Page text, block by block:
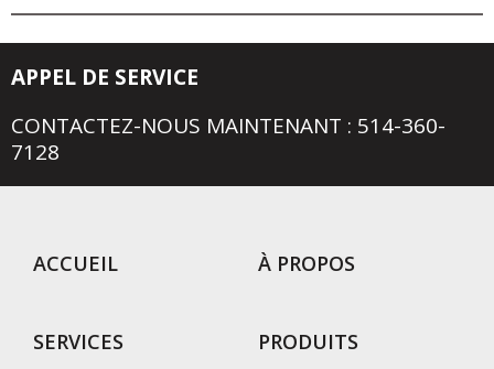
APPEL DE SERVICE
CONTACTEZ-NOUS MAINTENANT : 514-360-
7128
ACCUEIL À PROPOS
SERVICES PRODUITS